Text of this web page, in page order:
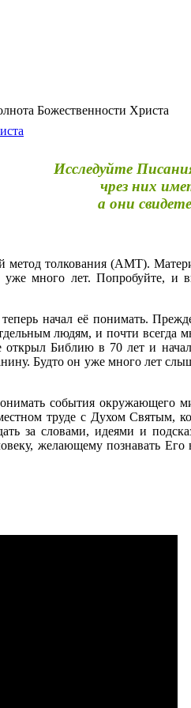
Божественности Христа
Исследуйте
чрез них
а они
метод толкования (АМТ).
уже много лет. Попробуйте, и
начал её понимать.
людям, и почти всегда
Библию в 70 лет и начал
Будто он уже много лет
события окружающего
труде с Духом Святым,
за словами, идеями и
желающему познавать